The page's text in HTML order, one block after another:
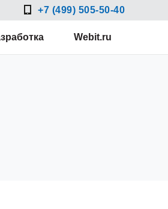
+7 (499) 505-50-40
Webit.ru